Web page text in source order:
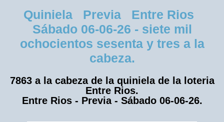
Quiniela Previa Entre Rios
Sábado 06-06-26 - siete mil
ochocientos sesenta y tres a la
cabeza.
7863 a la cabeza de la quiniela de la loteria
Entre Rios.
Entre Rios - Previa - Sábado 06-06-26.